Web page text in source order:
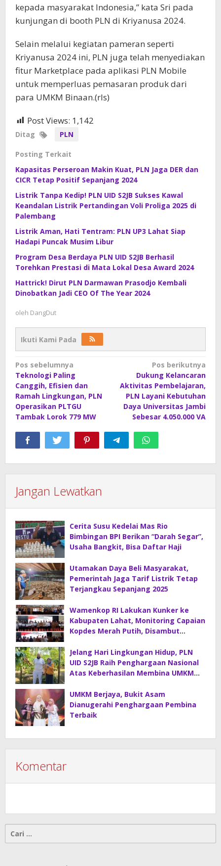
kepada masyarakat Indonesia,” kata Sri pada
kunjungan di booth PLN di Kriyanusa 2024.
Selain melalui kegiatan pameran seperti
Kriyanusa 2024 ini, PLN juga telah menyediakan
fitur Marketplace pada aplikasi PLN Mobile
untuk memperluas pemasaran produk dari
para UMKM Binaan.(rls)
Post Views: 1,142
Ditag PLN
Posting Terkait
Kapasitas Perseroan Makin Kuat, PLN Jaga DER dan
CICR Tetap Positif Sepanjang 2024
Listrik Tanpa Kedip! PLN UID S2JB Sukses Kawal
Keandalan Listrik Pertandingan Voli Proliga 2025 di
Palembang
Listrik Aman, Hati Tentram: PLN UP3 Lahat Siap
Hadapi Puncak Musim Libur
Program Desa Berdaya PLN UID S2JB Berhasil
Torehkan Prestasi di Mata Lokal Desa Award 2024
Hattrick! Dirut PLN Darmawan Prasodjo Kembali
Dinobatkan Jadi CEO Of The Year 2024
oleh DangDut
Ikuti Kami Pada
Navigasi
pos
Pos sebelumnya
Teknologi Paling
Canggih, Efisien dan
Ramah Lingkungan, PLN
Operasikan PLTGU
Tambak Lorok 779 MW
Pos berikutnya
Dukung Kelancaran
Aktivitas Pembelajaran,
PLN Layani Kebutuhan
Daya Universitas Jambi
Sebesar 4.050.000 VA
Jangan Lewatkan
Cerita Susu Kedelai Mas Rio
Bimbingan BPI Berikan “Darah Segar”,
Usaha Bangkit, Bisa Daftar Haji
Utamakan Daya Beli Masyarakat,
Pemerintah Jaga Tarif Listrik Tetap
Terjangkau Sepanjang 2025
Wamenkop RI Lakukan Kunker ke
Kabupaten Lahat, Monitoring Capaian
Kopdes Merah Putih, Disambut
Jelang Hari Lingkungan Hidup, PLN
UID S2JB Raih Penghargaan Nasional
Atas Keberhasilan Membina UMKM
UMKM Berjaya, Bukit Asam
Dianugerahi Penghargaan Pembina
Terbaik
Komentar
untuk: